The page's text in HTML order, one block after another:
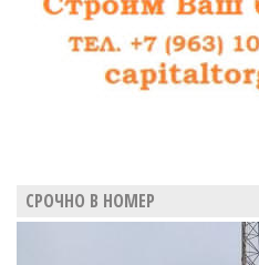
СРОЧНО В НОМЕР